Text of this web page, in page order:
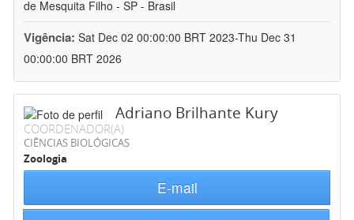
de Mesquita Filho - SP - Brasil
Vigência: Sat Dec 02 00:00:00 BRT 2023-Thu Dec 31
00:00:00 BRT 2026
Adriano Brilhante Kury
COORDENADOR(A)
CIÊNCIAS BIOLÓGICAS
Zoologia
E-mail